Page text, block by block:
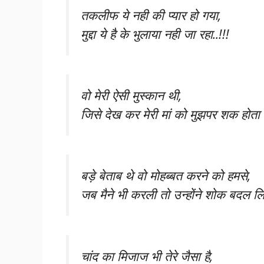
तकलीफ ये नही की प्यार हो गया,
मुद्दा ये है के भुलाया नही जा रहा..!!!
वो मेरी ऐसी मुस्कान थी,
जिसे देख कर मेरी मां को मुझपर शक होता
बड़े बेताब थे वो मोहब्बत करने को हमसे,
जब मैने भी करली तो उन्होंने शोक बदल
चांद का मिजाज भी तेरे जैसा है,